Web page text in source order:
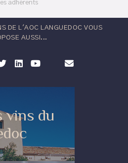
adhérents
DE L'AOC LANGUEDOC VOUS
AUSSI...
vins du